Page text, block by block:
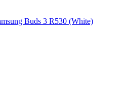
Buds 3 R530 (White)